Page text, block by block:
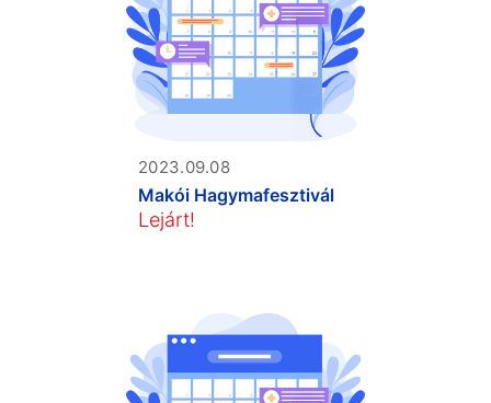
2023.09.08
Makói Hagymafesztivál
Lejárt!